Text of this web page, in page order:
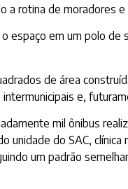
rotina de moradores
em um polo
de área
e,
mil ônibus
do SAC,
um padrão